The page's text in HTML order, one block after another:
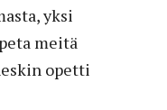
yksi
meitä
opetti